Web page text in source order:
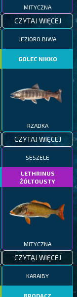
MITYCZNA
CZYTAJ WIĘCEJ
JEZIORO BIWA
GOLEC NIKKO
RZADKA
CZYTAJ WIĘCEJ
SESZELE
LETHRINUS
ŻÓŁTOUSTY
MITYCZNA
CZYTAJ WIĘCEJ
KARAIBY
BRODACZ